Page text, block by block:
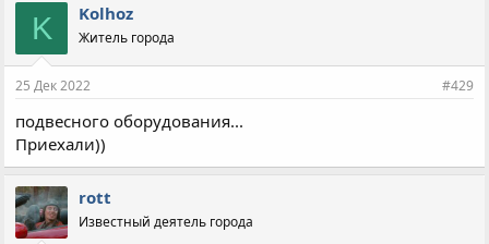
K Kolhoz
Житель города
25 Дек 2022 #429
подвесного оборудования...
Приехали))
rott
Известный деятель города